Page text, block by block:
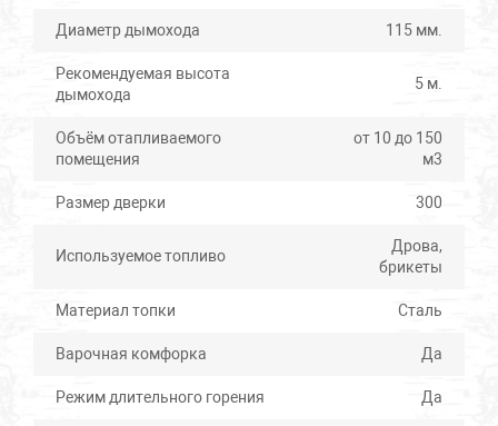
Диаметр дымохода 115 мм.
Рекомендуемая высота
дымохода
5 м.
Объём отапливаемого
помещения
от 10 до 150
м3
Размер дверки 300
Используемое топливо
Дрова,
брикеты
Материал топки Сталь
Варочная комфорка Да
Режим длительного горения Да